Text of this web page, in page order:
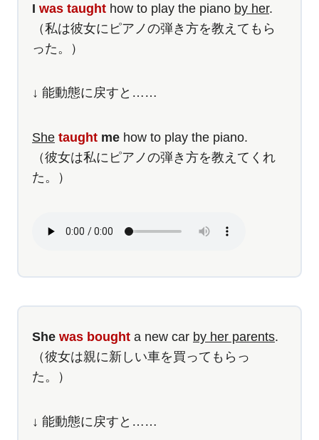
I was taught how to play the piano by her.
（私は彼女にピアノの弾き方を教えてもら
った。）
↓ 能動態に戻すと……
She taught me how to play the piano.
（彼女は私にピアノの弾き方を教えてくれ
た。）
She was bought a new car by her parents.
（彼女は親に新しい車を買ってもらっ
た。）
↓ 能動態に戻すと……